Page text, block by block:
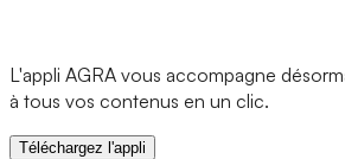
L'appli AGRA vous accompagne
à tous vos contenus en un clic.
Téléchargez l'appli